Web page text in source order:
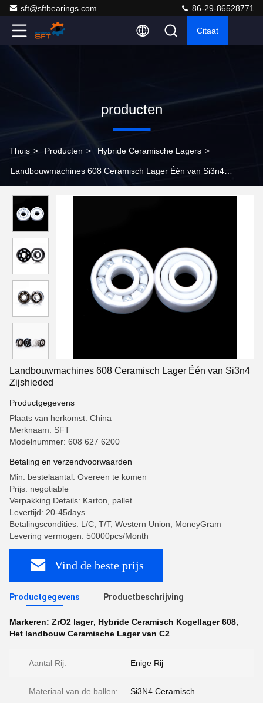
sft@sftbearings.com 86-29-86528771
Citaat
producten
Thuis > Producten > Hybride Ceramische Lagers >
Landbouwmachines 608 Ceramisch Lager Één van Si3n4
Landbouwmachines 608 Ceramisch Lager Één van Si3n4
Zijshieded
Productgegevens
Plaats van herkomst: China
Merknaam: SFT
Modelnummer: 608 627 6200
Betaling en verzendvoorwaarden
Min. bestelaantal: Overeen te komen
Prijs: negotiable
Verpakking Details: Karton, pallet
Levertijd: 20-45days
Betalingscondities: L/C, T/T, Western Union, MoneyGram
Levering vermogen: 50000pcs/Month
Vind de beste prijs
Productgegevens Productbeschrijving
Markeren: ZrO2 lager, Hybride Ceramisch Kogellager 608,
Het landbouw Ceramische Lager van C2
Aantal Rij: Enige Rij
Materiaal van de ballen: Si3N4 Ceramisch